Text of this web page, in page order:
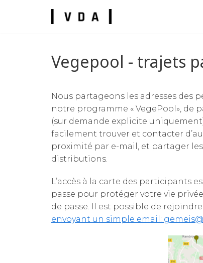
Vegepool - trajets
Nous partageons les adresses des
notre programme « VegePool», de
(sur demande explicite
facilement trouver et contacter
proximité par e-mail, et partager
distributions.
L’accès à la carte des participants
passe pour protéger votre vie
de passe. Il est possible de
envoyant un simple email: gemeis@